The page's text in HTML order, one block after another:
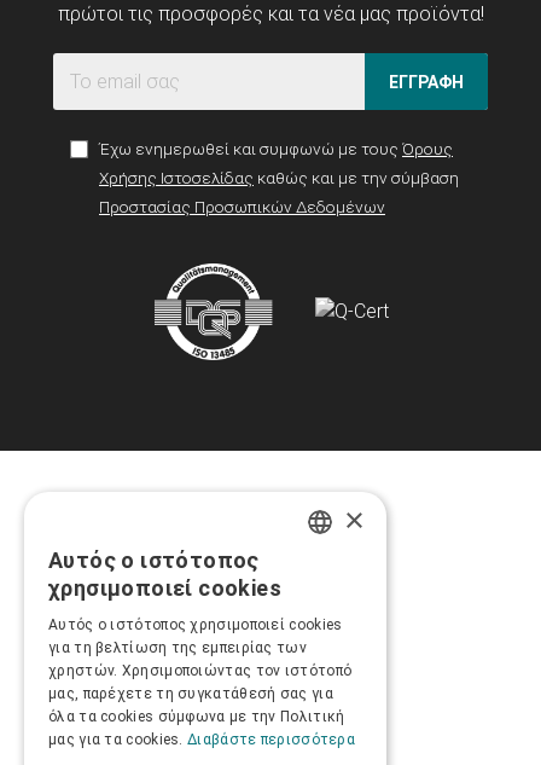
πρώτοι τις προσφορές και τα νέα μας προϊόντα!
ΕΓΓΡΑΦΗ
Έχω ενημερωθεί και συμφωνώ με τους Όρους
Χρήσης Ιστοσελίδας καθώς και με την σύμβαση
Προστασίας Προσωπικών Δεδομένων
×
Αυτός ο ιστότοπος
χρησιμοποιεί cookies
Αυτός ο ιστότοπος χρησιμοποιεί cookies
για τη βελτίωση της εμπειρίας των
χρηστών. Χρησιμοποιώντας τον ιστότοπό
μας, παρέχετε τη συγκατάθεσή σας για
όλα τα cookies σύμφωνα με την Πολιτική
μας για τα cookies. Διαβάστε περισσότερα